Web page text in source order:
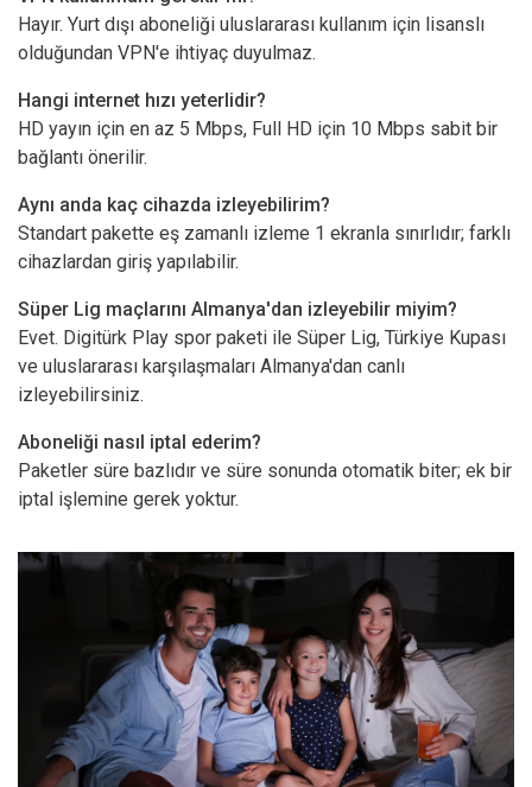
Hayır. Yurt dışı aboneliği uluslararası kullanım için lisanslı
olduğundan VPN'e ihtiyaç duyulmaz.
Hangi internet hızı yeterlidir?
HD yayın için en az 5 Mbps, Full HD için 10 Mbps sabit bir
bağlantı önerilir.
Aynı anda kaç cihazda izleyebilirim?
Standart pakette eş zamanlı izleme 1 ekranla sınırlıdır; farklı
cihazlardan giriş yapılabilir.
Süper Lig maçlarını Almanya'dan izleyebilir miyim?
Evet. Digitürk Play spor paketi ile Süper Lig, Türkiye Kupası
ve uluslararası karşılaşmaları Almanya'dan canlı
izleyebilirsiniz.
Aboneliği nasıl iptal ederim?
Paketler süre bazlıdır ve süre sonunda otomatik biter; ek bir
iptal işlemine gerek yoktur.